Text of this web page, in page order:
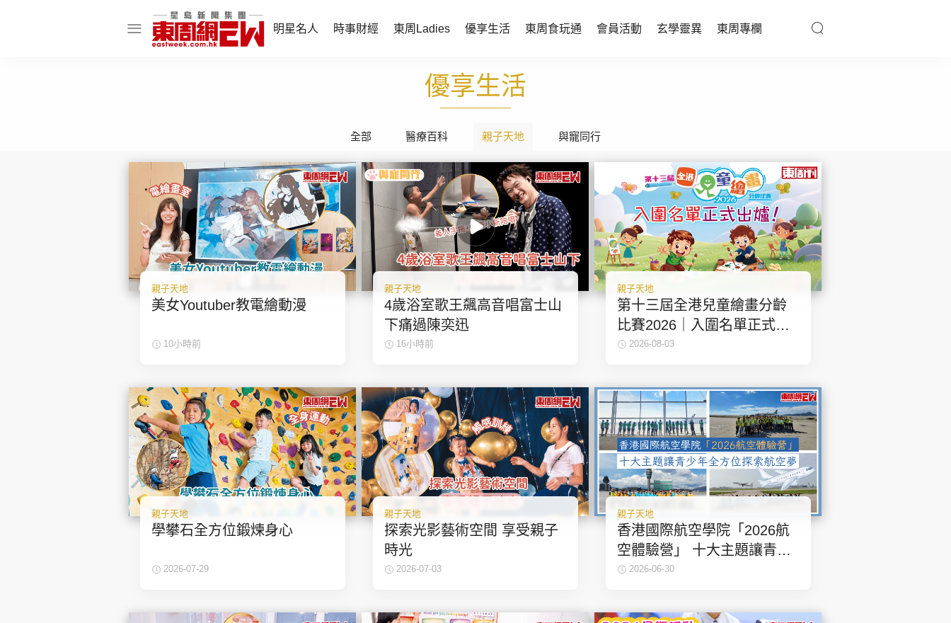
明星名人 時事財經 東周Ladies 優享生活 東周食玩通 會員活動 玄學靈異 東周專欄
東姑熱話
財經智庫
焦點人物
她世代力量
東周Ladies
談情說性
時尚生活
健康醫美
卓越女性
與寵同行
東周食玩通
樂在灣區
飲食玩樂
會員活動
東周JETSO
玄學靈異
東勝運程
東周專欄
娛樂名人
文化藝術
時政財經
健康生活
集團旗下品牌
東周刊 cazbuyer 東Touch PCM 電腦廣場 星島頭條 星島日報 頭條日報 星島環球 The Standard 親子王
優享生活
全部 醫療百科 親子天地 與寵同行
親子天地
美女Youtuber教電繪動漫
10小時前
親子天地
4歲浴室歌王飆高音唱富士山
下痛過陳奕迅
16小時前
親子天地
第十三屆全港兒童繪畫分齡
比賽2026｜入圍名單正式出
爐！
2026-08-03
親子天地
學攀石全方位鍛煉身心
2026-07-29
親子天地
探索光影藝術空間 享受親子
時光
2026-07-03
親子天地
香港國際航空學院「2026航
空體驗營」 十大主題讓青少
年全方位探索航空夢
2026-06-30